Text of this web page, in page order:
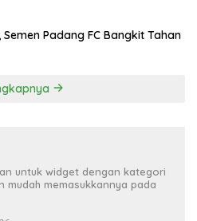
Padang FC Bangkit Tahan
untuk widget dengan kategori
memasukkannya pada